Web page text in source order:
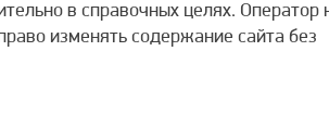
в справочных целях. Оператор
изменять содержание сайта без